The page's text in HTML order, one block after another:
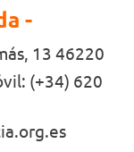
-
13 46220
(+34) 620